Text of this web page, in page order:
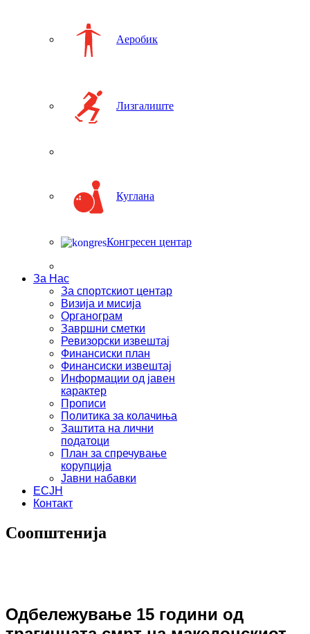
Аеробик
Лизгалиште
Куглана
Конгресен центар
За Нас
За спортскиот центар
Визија и мисија
Органограм
Завршни сметки
Ревизорски извештај
Финансиски план
Финансиски извештај
Информации од јавен
карактер
Прописи
Политика за колачиња
Заштита на лични
податоци
План за спречување
корупција
Јавни набавки
ЕСЈН
Контакт
Соопштенија
Одбележување 15 години од